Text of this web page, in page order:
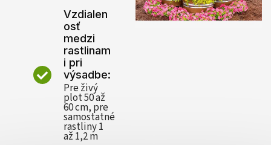
Vzdialen
osť
medzi
rastlinam
i pri
výsadbe:
Pre živý
plot 50 až
60 cm, pre
samostatné
rastliny 1
až 1,2 m